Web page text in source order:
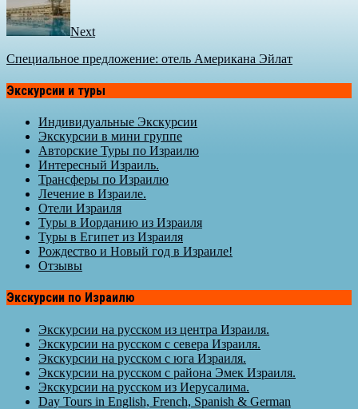
Next
Специальное предложение: отель Американа Эйлат
Экскурсии и туры
Индивидуальные Экскурсии
Экскурсии в мини группе
Авторские Туры по Израилю
Интересный Израиль.
Трансферы по Израилю
Лечение в Израиле.
Отели Израиля
Туры в Иорданию из Израиля
Туры в Египет из Израиля
Рождество и Новый год в Израиле!
Отзывы
Экскурсии по Израилю
Экскурсии на русском из центра Израиля.
Экскурсии на русском с севера Израиля.
Экскурсии на русском с юга Израиля.
Экскурсии на русском с района Эмек Израиля.
Экскурсии на русском из Иерусалима.
Day Tours in English, French, Spanish & German